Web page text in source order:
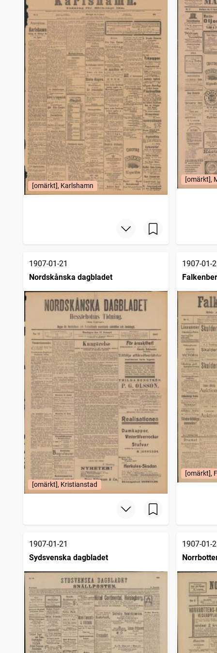
Strömstads tidning (1866)
träffar
Elfsborgs läns annonsblad
98
träffar
Falköpingsposten
98
träffar
Halländingen (Halmstad : 1903), Tidningen Hallands halfveckoupplaga
98
träffar
Svenska folkbladet
98
träffar
Uplandsposten
98
träffar
Närkesbladet
98
träffar
Praktisk tidning
97
träffar
Enköpings tidning (1885)
96
träffar
Minareten
78
träffar
Sinims land, missionsblad för Svenska missionen i Kina
76
träffar
Viola, annonsblad för trädgården
69
träffar
Sveriges kommunikationer
67
träffar
Göteborgs kommunikationer
66
träffar
Malmötidningen
58
träffar
Arbetarens vän
56
träffar
Ljusdals tidning
52
träffar
Umeå nya tidning
51
träffar
[omärkt], Karlshamn
[omärkt],
1907-01-21
Nordskånska dagbladet
[omärkt], Kristianstad
1907-01-
[omärkt],
1907-01-21
Sydsvenska dagbladet
1907-01-